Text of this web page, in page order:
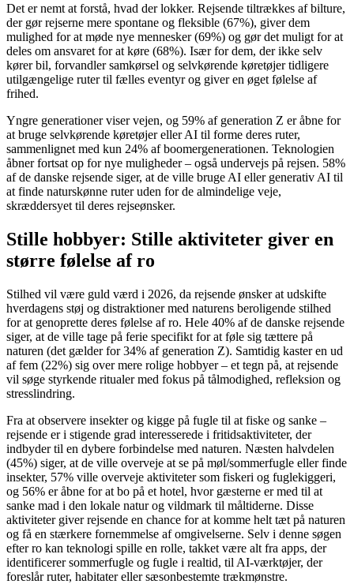
Det er nemt at forstå, hvad der lokker. Rejsende tiltrækkes af bilture,
der gør rejserne mere spontane og fleksible (67%), giver dem
mulighed for at møde nye mennesker (69%) og gør det muligt for at
deles om ansvaret for at køre (68%). Især for dem, der ikke selv
kører bil, forvandler samkørsel og selvkørende køretøjer tidligere
utilgængelige ruter til fælles eventyr og giver en øget følelse af
frihed.
Yngre generationer viser vejen, og 59% af generation Z er åbne for
at bruge selvkørende køretøjer eller AI til forme deres ruter,
sammenlignet med kun 24% af boomergenerationen. Teknologien
åbner fortsat op for nye muligheder – også undervejs på rejsen. 58%
af de danske rejsende siger, at de ville bruge AI eller generativ AI til
at finde naturskønne ruter uden for de almindelige veje,
skræddersyet til deres rejseønsker.
Stille hobbyer: Stille aktiviteter giver en
større følelse af ro
Stilhed vil være guld værd i 2026, da rejsende ønsker at udskifte
hverdagens støj og distraktioner med naturens beroligende stilhed
for at genoprette deres følelse af ro. Hele 40% af de danske rejsende
siger, at de ville tage på ferie specifikt for at føle sig tættere på
naturen (det gælder for 34% af generation Z). Samtidig kaster en ud
af fem (22%) sig over mere rolige hobbyer – et tegn på, at rejsende
vil søge styrkende ritualer med fokus på tålmodighed, refleksion og
stresslindring.
Fra at observere insekter og kigge på fugle til at fiske og sanke –
rejsende er i stigende grad interesserede i fritidsaktiviteter, der
indbyder til en dybere forbindelse med naturen. Næsten halvdelen
(45%) siger, at de ville overveje at se på møl/sommerfugle eller finde
insekter, 57% ville overveje aktiviteter som fiskeri og fuglekiggeri,
og 56% er åbne for at bo på et hotel, hvor gæsterne er med til at
sanke mad i den lokale natur og vildmark til måltiderne. Disse
aktiviteter giver rejsende en chance for at komme helt tæt på naturen
og få en stærkere fornemmelse af omgivelserne. Selv i denne søgen
efter ro kan teknologi spille en rolle, takket være alt fra apps, der
identificerer sommerfugle og fugle i realtid, til AI-værktøjer, der
foreslår ruter, habitater eller sæsonbestemte trækmønstre.